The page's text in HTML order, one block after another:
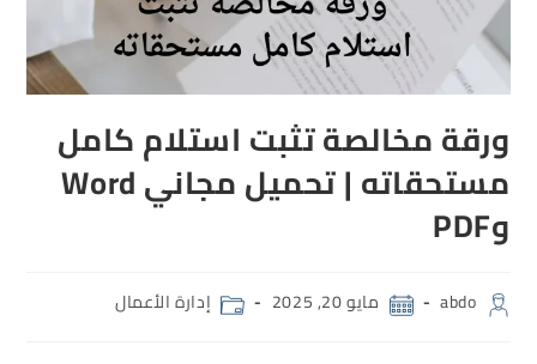
ورقة مخالصة تثبت استلام كامل
مستحقاته | تحميل مجاني Word
وPDF
abdo مايو 20, 2025 إدارة الأعمال